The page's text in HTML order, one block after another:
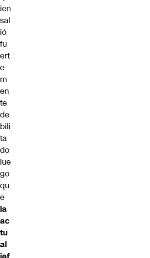
ien
sal
ió
fu
ert
e
m
en
te
de
bili
ta
do
lue
go
qu
e
la
ac
tu
al